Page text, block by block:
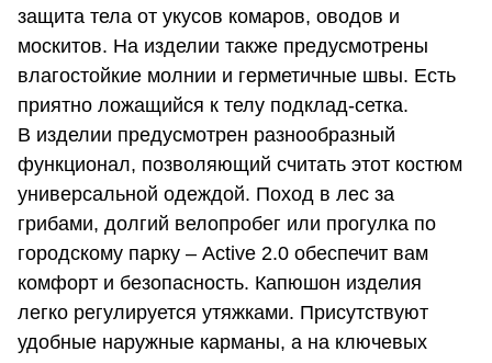
защита тела от укусов комаров, оводов и
москитов. На изделии также предусмотрены
влагостойкие молнии и герметичные швы. Есть
приятно ложащийся к телу подклад-сетка.
В изделии предусмотрен разнообразный
функционал, позволяющий считать этот костюм
универсальной одеждой. Поход в лес за
грибами, долгий велопробег или прогулка по
городскому парку – Active 2.0 обеспечит вам
комфорт и безопасность. Капюшон изделия
легко регулируется утяжками. Присутствуют
удобные наружные карманы, а на ключевых